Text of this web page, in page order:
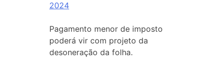
2024
Pagamento menor de imposto
poderá vir com projeto da
desoneração da folha.